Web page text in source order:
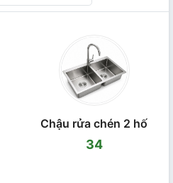
Chậu rửa chén 2 hố
34